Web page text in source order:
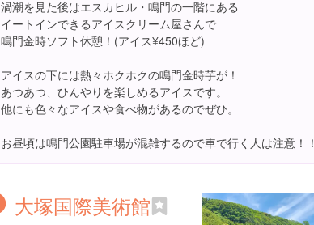
渦潮を見た後はエスカヒル・鳴門の一階にある
イートインできるアイスクリーム屋さんで
鳴門金時ソフト休憩！(アイス¥450ほど)
アイスの下には熱々ホクホクの鳴門金時芋が！
あつあつ、ひんやりを楽しめるアイスです。
他にも色々なアイスや食べ物があるのでぜひ。
お昼頃は鳴門公園駐車場が混雑するので車で行く人は注意！！
大塚国際美術館